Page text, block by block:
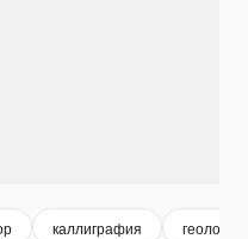
каллиграфия геолог